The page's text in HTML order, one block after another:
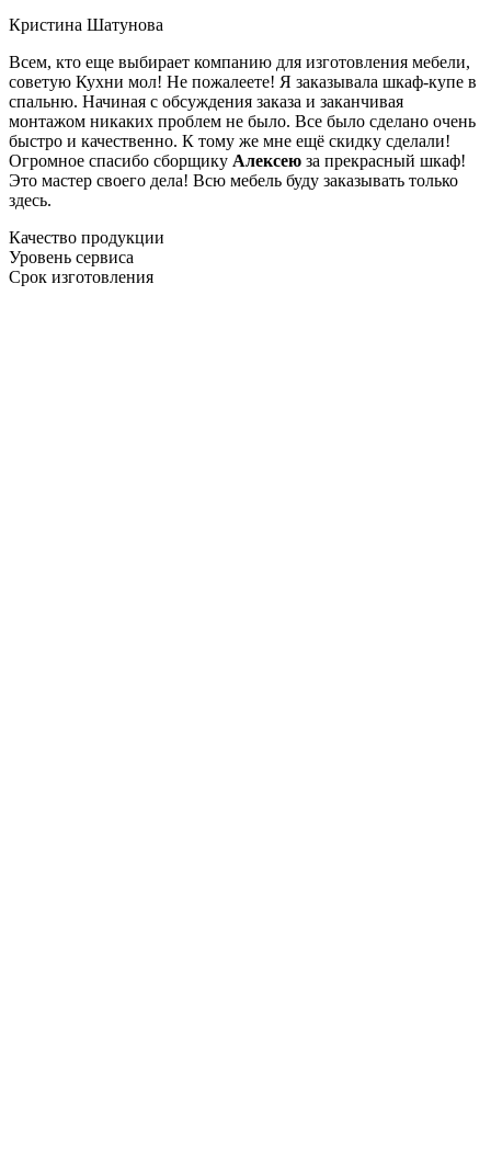
Кристина Шатунова
Всем, кто еще выбирает компанию для изготовления мебели,
советую Кухни мол! Не пожалеете! Я заказывала шкаф-купе в
спальню. Начиная с обсуждения заказа и заканчивая
монтажом никаких проблем не было. Все было сделано очень
быстро и качественно. К тому же мне ещё скидку сделали!
Огромное спасибо сборщику Алексею за прекрасный шкаф!
Это мастер своего дела! Всю мебель буду заказывать только
здесь.
Качество продукции
Уровень сервиса
Срок изготовления